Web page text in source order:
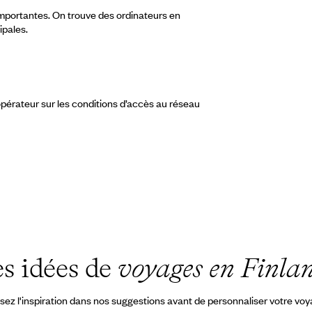
On trouve des ordinateurs en
sur les conditions d’accès au réseau
idées de voyages en
l'inspiration dans nos suggestions avant de personnaliser votre